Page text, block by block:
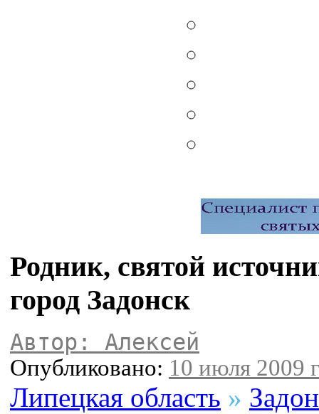
Родник, святой
город Задонск
Автор: Алексей
Опубликовано: 10 июля 2009
Липецкая область »